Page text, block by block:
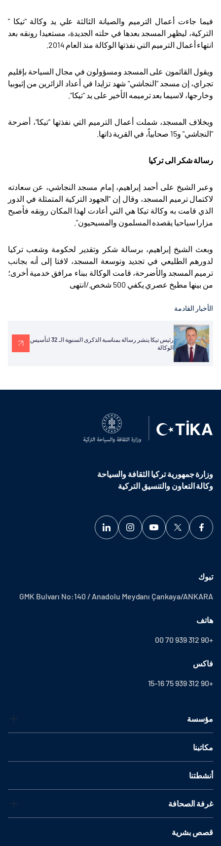
فيما جاءت أعمال الترميم والصيانة الثالثة علي يد وكالة "تيكا "
التركية، ليظهر المسجد بعدها في حلته الجديدة، مستعيدا رونقه بعد
انتهاء أعمال الترميم التي نفذتها الوكالة منذ العام 2014
ويقول القائمون على المسجد ومسؤولون في مجال السياحة بإقليم
تجراي، إن مسجد "النجاشي" شهد تزايدا في أعداد الزائرين من إثيوبيا
وخارجها، لاسيما بعد ترميمه الأخير على يد "تيكا".
وبخلاف المسجد، شملت أعمال الترميم التي نفذتها "تيكا"، أضرحة
"النجاشي" و15 صحابياً، في القرية ذاتها.
رسالة شكر الى تركيا
وعبر الشيخ على أحمد إبراهيم، إمام مسجد النجاشي، عن سعادته
لاكتمال ترميم المسجد، وقال إن "الجهود التركية المتمثلة في الدور
الذي قامت به وكالة تيكا هي التي أعادت لهذا المكان رونقه فأصبح
مزارا سياحيا يقصده المسلمون والمسيحيون".
وبعث الشيخ إبراهيم، برسالة شكر وتقدير لحكومة وشعب تركيا
لدورهم الطليعي في تجديد وتوسعة المسجد، لافتا إلى أنه بجانب
ترميم المسجد والأضرحة، قامت الوكالة ببناء مرافق خدمية أخرى؛
من بينها مطبخ عصري يكفي 500 شخص./انتهى
الأخبار القادمة
رئيس تيكا ينشر رسالة بمناسبة الذكرى السنوية الـ 32 لتأسيس
الوكالة
وزارة جمهورية تركيا الثقافة والسياحة
وكالة التعاون والتنسيق التركية
تبوك
GMK Bulvarı No:140 / Anadolu Meydanı Çankaya/ANKARA
هاتف
+90 312 939 70 00
فاكس
+90 312 939 75 15-16
مؤسسة
مكاتبنا
أنشطتنا
غرفة الصحافة
قصص بشرية